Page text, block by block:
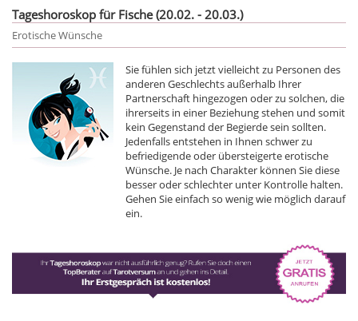
Tageshoroskop für Fische (20.02. - 20.03.)
Erotische Wünsche
Sie fühlen sich jetzt vielleicht zu Personen des
anderen Geschlechts außerhalb Ihrer
Partnerschaft hingezogen oder zu solchen, die
ihrerseits in einer Beziehung stehen und somit
kein Gegenstand der Begierde sein sollten.
Jedenfalls entstehen in Ihnen schwer zu
befriedigende oder übersteigerte erotische
Wünsche. Je nach Charakter können Sie diese
besser oder schlechter unter Kontrolle halten.
Gehen Sie einfach so wenig wie möglich darauf
ein.